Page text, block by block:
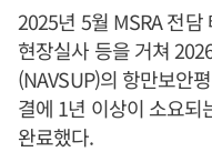
2025년 5월 MSRA 전
현장실사 등을 거쳐
(NAVSUP)의 항만보안
결에 1년 이상이 소요되
완료했다.